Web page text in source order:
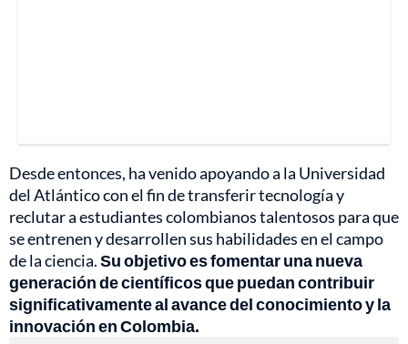
Desde entonces, ha venido apoyando a la Universidad
del Atlántico con el fin de transferir tecnología y
reclutar a estudiantes colombianos talentosos para que
se entrenen y desarrollen sus habilidades en el campo
de la ciencia.Su objetivo es fomentar una nueva
generación de científicos que puedan contribuir
significativamente al avance del conocimiento y la
innovación en Colombia.